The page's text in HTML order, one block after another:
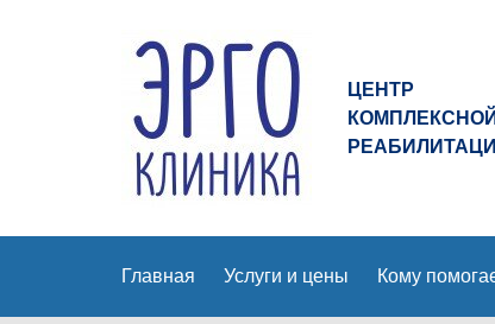
Эрго
Клиника
logo
ЦЕНТР
КОМПЛЕКСНОЙ
Главная Услуги и цены Кому